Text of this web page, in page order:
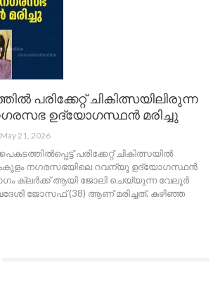
പരിക്കേറ്റ് ചികിത്സയിലിരുന്ന
ഉദ്യോഗസ്ഥൻ മരിച്ചു
May 21, 2026
പരിക്കേറ്റ് ചികിത്സയിൽ
നഗരസഭയിലെ റവന്യൂ ഉദ്യോഗസ്ഥൻ
ക്ലർക്ക് ആയി ജോലി ചെയ്യുന്ന വേലൂർ
ജോസഫ് (38) ആണ് മരിച്ചത്. കഴിഞ്ഞ